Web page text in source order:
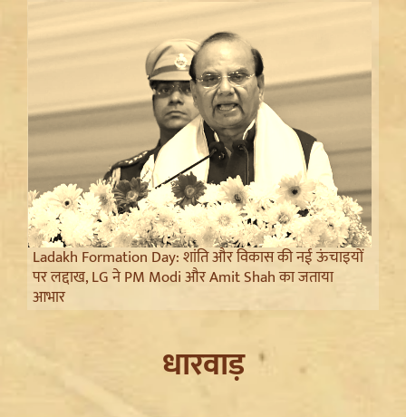
Ladakh Formation Day: शांति और विकास की नई ऊंचाइयों
पर लद्दाख, LG ने PM Modi और Amit Shah का जताया
आभार
धारवाड़